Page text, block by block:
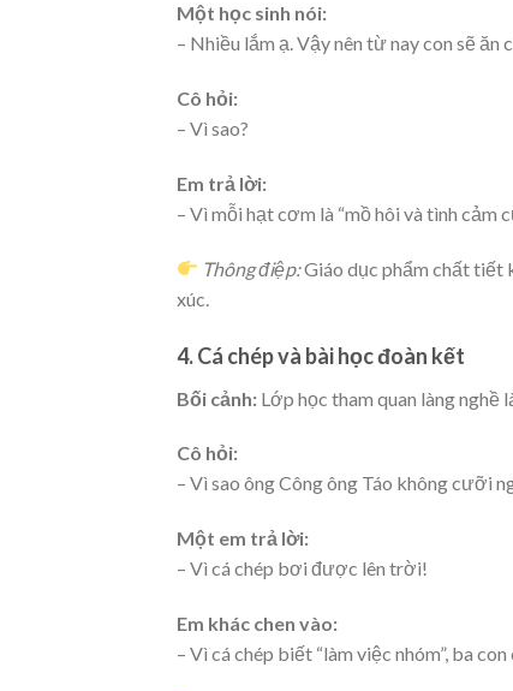
Một học sinh nói:
– Nhiều lắm ạ. Vậy nên từ nay con sẽ
Cô hỏi:
– Vì sao?
Em trả lời:
– Vì mỗi hạt cơm là “mồ hôi và tình cảm
Thông điệp:Giáo dục phẩm chất tiết
xúc.
4. Cá chép và bài học đoàn kết
Bối cảnh: Lớp học tham quan làng nghề
Cô hỏi:
– Vì sao ông Công ông Táo không cưỡi
Một em trả lời:
– Vì cá chép bơi được lên trời!
Em khác chen vào:
– Vì cá chép biết “làm việc nhóm”, ba